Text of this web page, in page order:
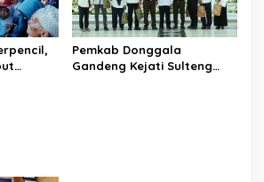
Pemkab Donggala
Gandeng Kejati Sulteng